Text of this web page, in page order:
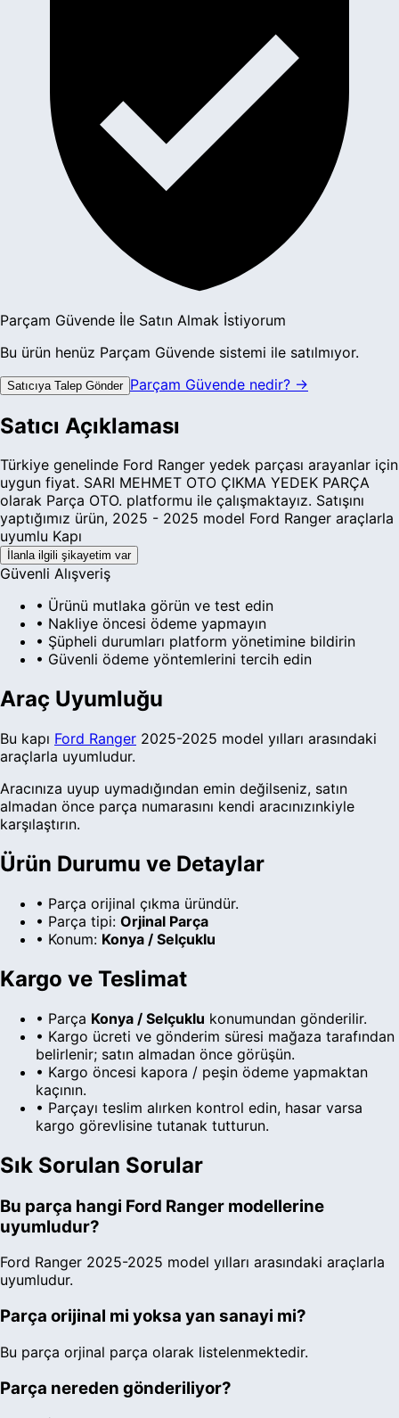
Parçam Güvende İle Satın Almak İstiyorum
Bu ürün henüz Parçam Güvende sistemi ile satılmıyor.
Satıcıya Talep Gönder Parçam Güvende nedir? →
Satıcı Açıklaması
Türkiye genelinde Ford Ranger yedek parçası arayanlar için
uygun fiyat. SARI MEHMET OTO ÇIKMA YEDEK PARÇA
olarak Parça OTO. platformu ile çalışmaktayız. Satışını
yaptığımız ürün, 2025 - 2025 model Ford Ranger araçlarla
uyumlu Kapı
İlanla ilgili şikayetim var
Güvenli Alışveriş
• Ürünü mutlaka görün ve test edin
• Nakliye öncesi ödeme yapmayın
• Şüpheli durumları platform yönetimine bildirin
• Güvenli ödeme yöntemlerini tercih edin
Araç Uyumluğu
Bu kapı Ford Ranger 2025-2025 model yılları arasındaki
araçlarla uyumludur.
Aracınıza uyup uymadığından emin değilseniz, satın
almadan önce parça numarasını kendi aracınızınkiyle
karşılaştırın.
Ürün Durumu ve Detaylar
• Parça orijinal çıkma üründür.
• Parça tipi: Orjinal Parça
• Konum: Konya / Selçuklu
Kargo ve Teslimat
• Parça Konya / Selçuklu konumundan gönderilir.
• Kargo ücreti ve gönderim süresi mağaza tarafından
belirlenir; satın almadan önce görüşün.
• Kargo öncesi kapora / peşin ödeme yapmaktan
kaçının.
• Parçayı teslim alırken kontrol edin, hasar varsa
kargo görevlisine tutanak tutturun.
Sık Sorulan Sorular
Bu parça hangi Ford Ranger modellerine
uyumludur?
Ford Ranger 2025-2025 model yılları arasındaki araçlarla
uyumludur.
Parça orijinal mi yoksa yan sanayi mi?
Bu parça orjinal parça olarak listelenmektedir.
Parça nereden gönderiliyor?